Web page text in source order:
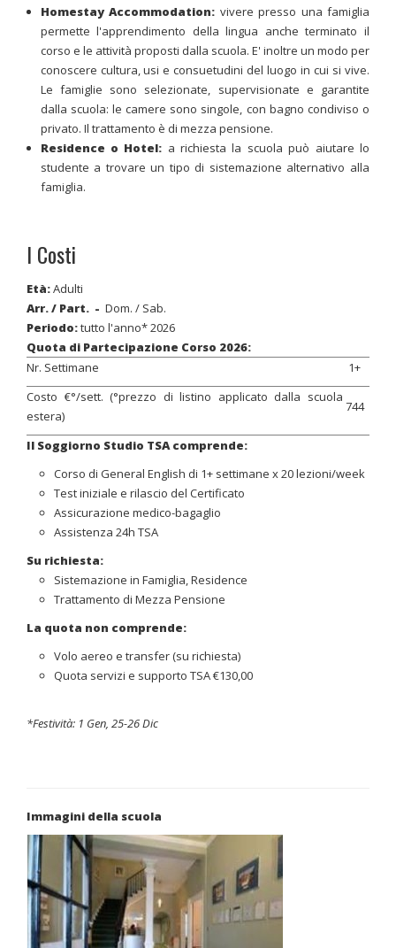
Homestay Accommodation: vivere presso una famiglia
permette l'apprendimento della lingua anche terminato il
corso e le attività proposti dalla scuola. E' inoltre un modo per
conoscere cultura, usi e consuetudini del luogo in cui si vive.
Le famiglie sono selezionate, supervisionate e garantite
dalla scuola: le camere sono singole, con bagno condiviso o
privato. Il trattamento è di mezza pensione.
Residence o Hotel: a richiesta la scuola può aiutare lo
studente a trovare un tipo di sistemazione alternativo alla
famiglia.
I Costi
Età:Adulti
Arr. / Part. - Dom. / Sab.
Periodo:tutto l'anno* 2026
Quota di Partecipazione Corso 2026:
Nr. Settimane
1+
Costo €°/sett. (°prezzo di listino applicato dalla scuola
estera)
744
Il Soggiorno Studio TSA comprende:
Corso di General English di 1+ settimane x 20 lezioni/week
Test iniziale e rilascio del Certificato
Assicurazione medico-bagaglio
Assistenza 24h TSA
Su richiesta:
Sistemazione in Famiglia, Residence
Trattamento di Mezza Pensione
La quota non comprende:
Volo aereo e transfer (su richiesta)
Quota servizi e supporto TSA €130,00
*Festività: 1 Gen, 25-26 Dic
Immagini della scuola